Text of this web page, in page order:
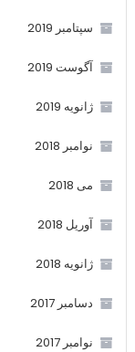
سپتامبر 2019
آگوست 2019
ژانویه 2019
نوامبر 2018
می 2018
آوریل 2018
ژانویه 2018
دسامبر 2017
نوامبر 2017